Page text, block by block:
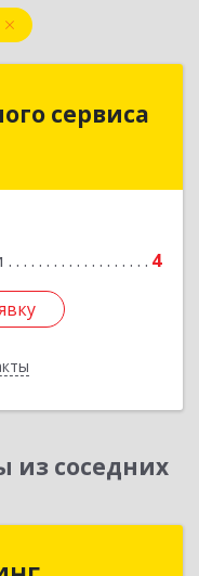
сервиса
4
сервиса
ул.Советская
соседних